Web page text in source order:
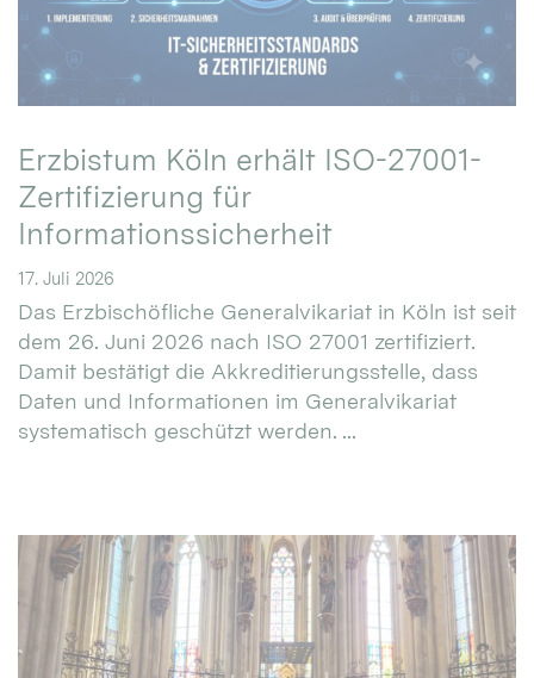
Erzbistum Köln erhält ISO-27001-
Zertifizierung für
Informationssicherheit
17. Juli 2026
Das Erzbischöfliche Generalvikariat in Köln ist seit
dem 26. Juni 2026 nach ISO 27001 zertifiziert.
Damit bestätigt die Akkreditierungsstelle, dass
Daten und Informationen im Generalvikariat
systematisch geschützt werden. ...